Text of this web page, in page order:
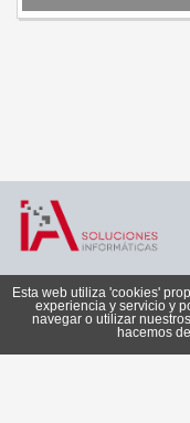
Esta web utiliza 'cookies'
experiencia y servicio y
navegar o utilizar
hacemos